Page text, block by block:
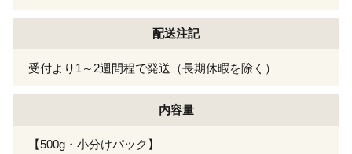
配送注記
受付より1～2週間程で発送（長期休暇を除く）
内容量
【500g・小分けパック】